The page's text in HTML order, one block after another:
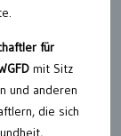
für
mit Sitz
und anderen
die sich